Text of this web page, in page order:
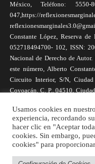
México, Teléfono: 5550-
047,https://
Constante López, Reserva
052718494700- 102, ISSN:
Nacional de Derecho de
este número, Alberto
Circuito Interior, S/N,
Coyoacán, C. P., 04510,
necesariamente reflejan la
Autónoma de México. Los
sus artículos. Se autoriza la
publicados siempre y
electrónica de la publicación.
Usamos cookies en
experiencia, recordando
hacer clic en "Aceptar
cookies. Sin embargo,
cookies" para